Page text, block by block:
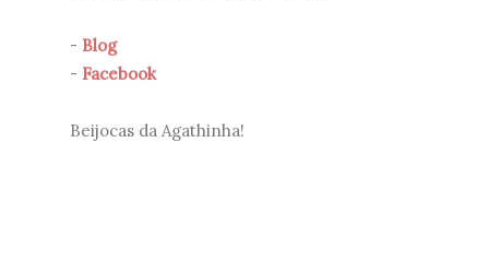
- Blog
- Facebook
Beijocas da Agathinha!